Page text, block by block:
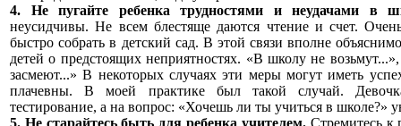
4. Не пугайте ребенка трудностями и неудачами в
неусидчивы. Не всем блестяще даются чтение и счет.
быстро собрать в детский сад. В этой связи вполне
детей о предстоящих неприятностях. «В школу не
засмеют...» В некоторых случаях эти меры могут иметь
плачевны. В моей практике был такой случай.
тестирование, а на вопрос: «Хочешь ли ты учиться в школе?»
5. Не старайтесь быть для ребенка учителем.Стремитесь к